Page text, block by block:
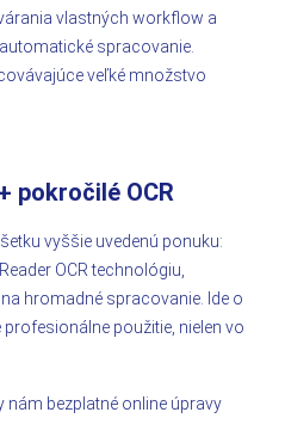
vlastných workflow a
spracovanie.
veľké množstvo
pokročilé OCR
vyššie uvedenú ponuku:
OCR technológiu,
hromadné spracovanie. Ide o
použitie, nielen vo
nám bezplatné online úpravy